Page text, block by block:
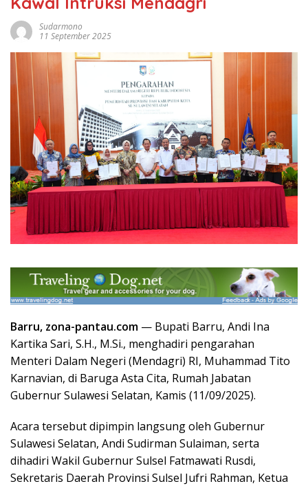
Sudarmono
11 September 2025
Barru, zona-pantau.com — Bupati Barru, Andi Ina
Kartika Sari, S.H., M.Si., menghadiri pengarahan
Menteri Dalam Negeri (Mendagri) RI, Muhammad Tito
Karnavian, di Baruga Asta Cita, Rumah Jabatan
Gubernur Sulawesi Selatan, Kamis (11/09/2025).
Acara tersebut dipimpin langsung oleh Gubernur
Sulawesi Selatan, Andi Sudirman Sulaiman, serta
dihadiri Wakil Gubernur Sulsel Fatmawati Rusdi,
Sekretaris Daerah Provinsi Sulsel Jufri Rahman, Ketua